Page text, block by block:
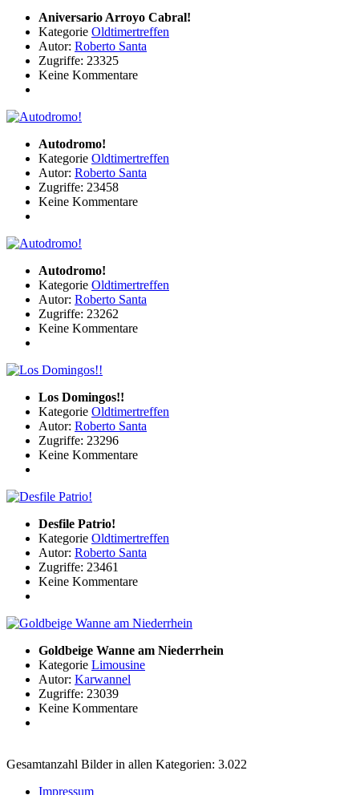
Aniversario Arroyo Cabral!
Kategorie Oldtimertreffen
Autor: Roberto Santa
Zugriffe: 23325
Keine Kommentare
Autodromo!
Kategorie Oldtimertreffen
Autor: Roberto Santa
Zugriffe: 23458
Keine Kommentare
Autodromo!
Kategorie Oldtimertreffen
Autor: Roberto Santa
Zugriffe: 23262
Keine Kommentare
Los Domingos!!
Kategorie Oldtimertreffen
Autor: Roberto Santa
Zugriffe: 23296
Keine Kommentare
Desfile Patrio!
Kategorie Oldtimertreffen
Autor: Roberto Santa
Zugriffe: 23461
Keine Kommentare
Goldbeige Wanne am Niederrhein
Kategorie Limousine
Autor: Karwannel
Zugriffe: 23039
Keine Kommentare
Gesamtanzahl Bilder in allen Kategorien: 3.022
Impressum